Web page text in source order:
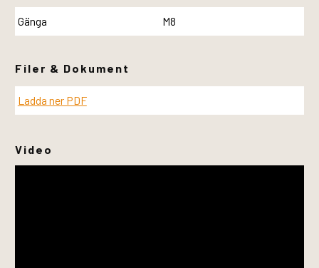
Gänga M8
Filer & Dokument
Ladda ner PDF
Video